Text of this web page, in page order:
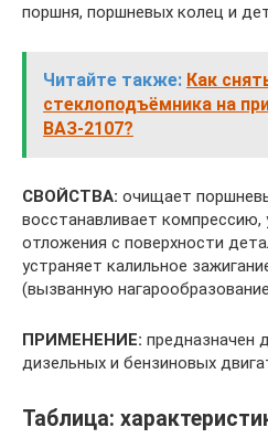
поршня, поршневых колец и
Читайте также: Как
стеклоподъёмника на
ВАЗ-2107?
СВОЙСТВА: очищает
восстанавливает
отложения с поверхности
устраняет калильное
(вызванную
ПРИМЕНЕНИЕ: предназначен
дизельных и бензиновых
Таблица: